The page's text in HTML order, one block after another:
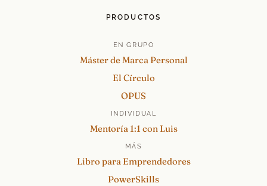
PRODUCTOS
EN GRUPO
Máster de Marca Personal
El Círculo
OPUS
INDIVIDUAL
Mentoría 1:1 con Luis
MÁS
Libro para Emprendedores
PowerSkills